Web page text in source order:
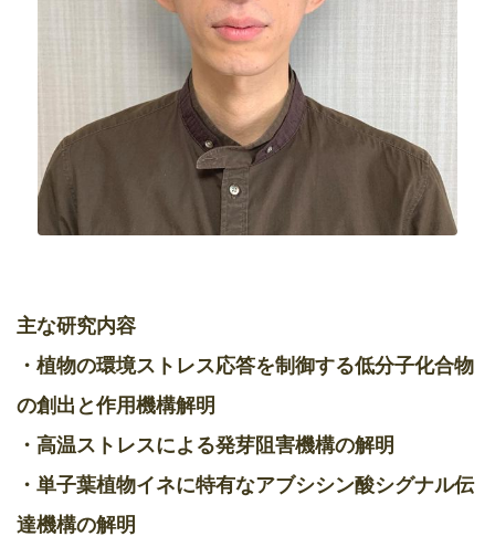
主な研究内容
・植物の環境ストレス応答を制御する低分子化合物
の創出と作用機構解明
・高温ストレスによる発芽阻害機構の解明
・単子葉植物イネに特有なアブシシン酸シグナル伝
達機構の解明